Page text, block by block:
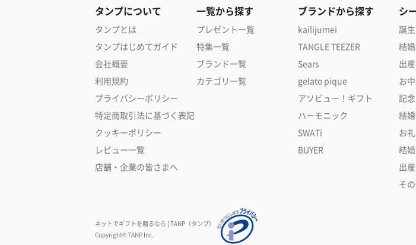
タンプについて
タンプとは
タンプはじめてガイド
会社概要
利用規約
プライバシーポリシー
特定商取引法に基づく表記
クッキーポリシー
レビュー一覧
店舗・企業の皆さまへ
一覧から探す
プレゼント一覧
特集一覧
ブランド一覧
カテゴリ一覧
ブランドから探す
kailijumei
TANGLE TEEZER
Sears
gelato pique
アソビュー！ギフト
ハーモニック
SWATi
BUYER
シ
誕
結
出
お
記
結
お礼
結
出
そ
ネットでギフトを贈るなら | TANP（タンプ）
Copyright© TANP Inc.